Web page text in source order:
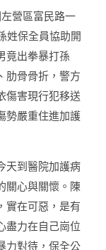
營區富民路一
姓保全員協助開
竟出拳暴打孫
肋骨骨折，警方
傷害現行犯移送
勢嚴重住進加護
天到醫院加護病
關心與關懷。陳
實在可惡，是有
盡力在自己崗位
力對待，保全公